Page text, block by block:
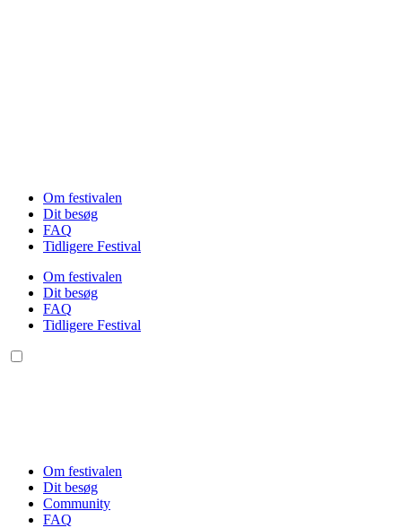
Om festivalen
Dit besøg
FAQ
Tidligere Festival
Om festivalen
Dit besøg
FAQ
Tidligere Festival
Om festivalen
Dit besøg
Community
FAQ